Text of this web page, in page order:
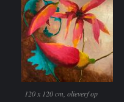
120 x 120 cm, olieverf op